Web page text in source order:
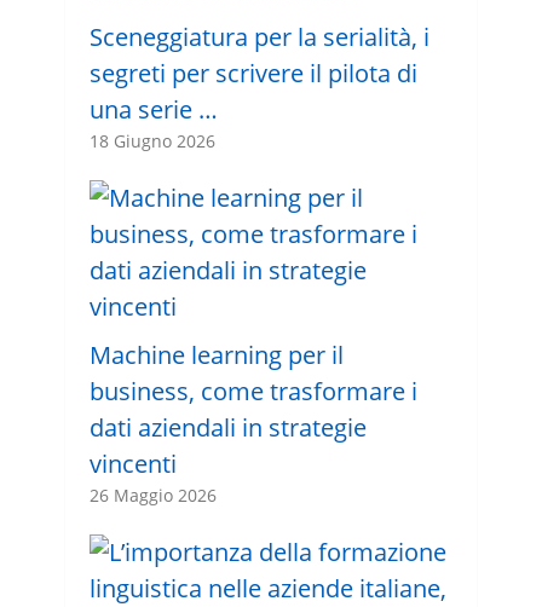
Sceneggiatura per la serialità, i
segreti per scrivere il pilota di
una serie …
18 Giugno 2026
Machine learning per il
business, come trasformare i
dati aziendali in strategie
vincenti
26 Maggio 2026